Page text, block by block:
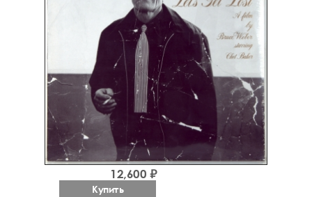
12,600 ₽
Купить